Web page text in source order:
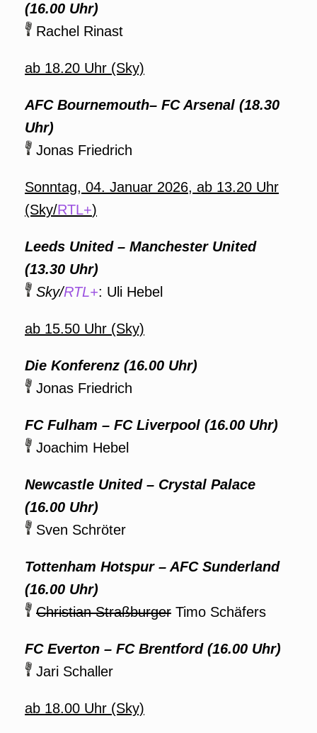
(16.00 Uhr)
Rachel Rinast
ab 18.20 Uhr (Sky)
AFC Bournemouth– FC Arsenal (18.30
Uhr)
Jonas Friedrich
Sonntag, 04. Januar 2026, ab 13.20 Uhr
(Sky/RTL+)
Leeds United – Manchester United
(13.30 Uhr)
Sky/RTL+: Uli Hebel
ab 15.50 Uhr (Sky)
Die Konferenz (16.00 Uhr)
Jonas Friedrich
FC Fulham – FC Liverpool (16.00 Uhr)
Joachim Hebel
Newcastle United – Crystal Palace
(16.00 Uhr)
Sven Schröter
Tottenham Hotspur – AFC Sunderland
(16.00 Uhr)
Christian Straßburger Timo Schäfers
FC Everton – FC Brentford (16.00 Uhr)
Jari Schaller
ab 18.00 Uhr (Sky)